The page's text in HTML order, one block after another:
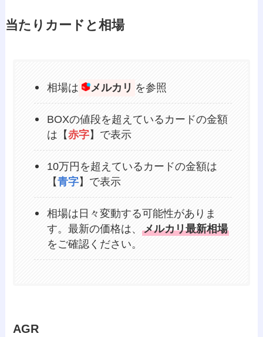
当たりカードと相場
相場は メルカリ を参照
BOXの値段を超えているカードの金額
は【赤字】で表示
10万円を超えているカードの金額は
【青字】で表示
相場は日々変動する可能性がありま
す。最新の価格は、メルカリ最新相場
をご確認ください。
AGR